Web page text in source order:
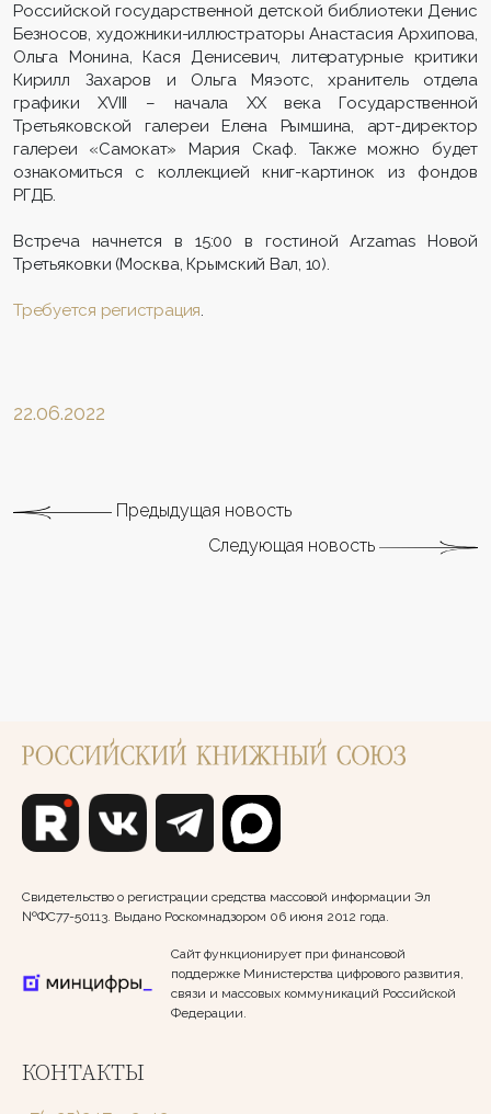
Российской государственной детской библиотеки Денис
Безносов, художники-иллюстраторы Анастасия Архипова,
Ольга Монина, Кася Денисевич, литературные критики
Кирилл Захаров и Ольга Мяэотс, хранитель отдела
графики XVIII – начала ХХ века Государственной
Третьяковской галереи Елена Рымшина, арт-директор
галереи «Самокат» Мария Скаф. Также можно будет
ознакомиться с коллекцией книг-картинок из фондов
РГДБ.
Встреча начнется в 15:00 в гостиной Arzamas Новой
Третьяковки (Москва, Крымский Вал, 10).
Требуется регистрация.
22.06.2022
Предыдущая новость
Следующая новость
Свидетельство о регистрации средства массовой информации Эл
№ФС77-50113. Выдано Роскомнадзором 06 июня 2012 года.
Сайт функционирует при финансовой
поддержке Министерства цифрового развития,
связи и массовых коммуникаций Российской
Федерации.
КОНТАКТЫ